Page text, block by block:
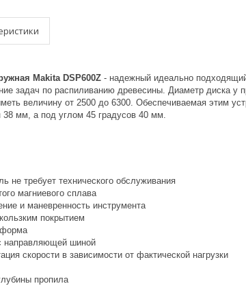
Makita DSP600Z - надежный идеально
задач по распиливанию древесины. Диаметр диска у
величину от 2500 до 6300. Обеспечиваемая этим
38 мм, а под углом 45 градусов 40 мм.
не требует технического обслуживания
магниевого сплава
и маневренность инструмента
покрытием
направляющей шиной
скорости в зависимости от фактической нагрузки
пропила